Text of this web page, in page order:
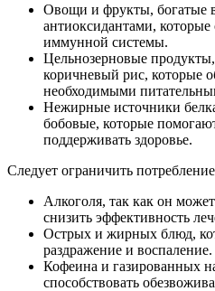
Овощи и фрукты, богатые
антиоксидантами,
иммунной системы.
Цельнозерновые
коричневый рис, которые
необходимыми
Нежирные источники
бобовые, которые
поддерживать здоровье.
Следует ограничить
Алкоголя, так как он
снизить эффективность
Острых и жирных блюд,
раздражение и воспаление.
Кофеина и газированных
способствовать